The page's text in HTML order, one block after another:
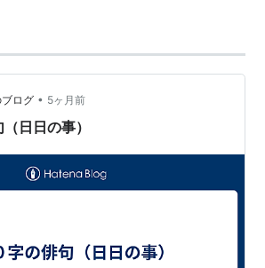
ログ • 5ヶ月前
日日の事）